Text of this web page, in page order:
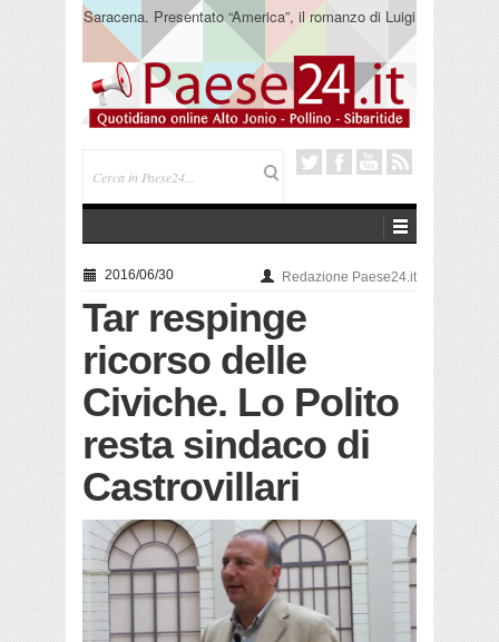
Saracena. Presentato “America”, il romanzo di Luigi
Pandolfi che racconta l’emigrazione
2016/06/30 Redazione Paese24.it
Tar respinge
ricorso delle
Civiche. Lo Polito
resta sindaco di
Castrovillari